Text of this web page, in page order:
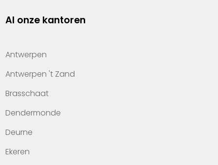
Property management
Kennis van wonen
Kantoren
Veelgestelde vragen
Werken bij Heylen Vastgoed
Contact
Al onze kantoren
Antwerpen
Antwerpen 't Zand
Brasschaat
Dendermonde
Deurne
Ekeren